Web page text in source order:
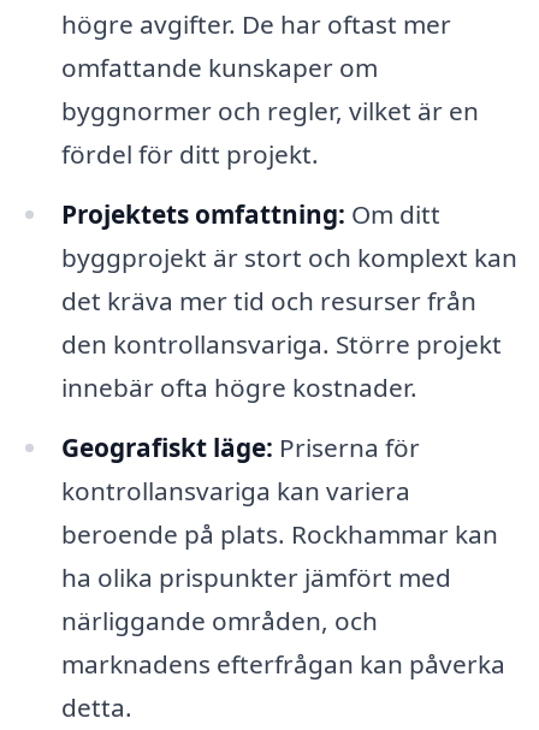
högre avgifter. De har oftast mer
omfattande kunskaper om
byggnormer och regler, vilket är en
fördel för ditt projekt.
Projektets omfattning: Om ditt
byggprojekt är stort och komplext kan
det kräva mer tid och resurser från
den kontrollansvariga. Större projekt
innebär ofta högre kostnader.
Geografiskt läge: Priserna för
kontrollansvariga kan variera
beroende på plats. Rockhammar kan
ha olika prispunkter jämfört med
närliggande områden, och
marknadens efterfrågan kan påverka
detta.